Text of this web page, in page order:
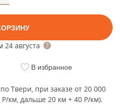
24 августа
В избранное
Твери, при заказе от 20 000
км, дальше 20 км + 40 Р/км).